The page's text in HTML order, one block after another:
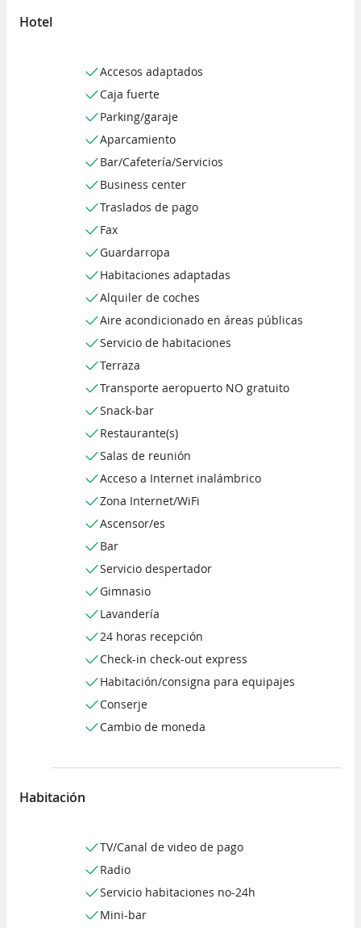
Hotel
Accesos adaptados
Caja fuerte
Parking/garaje
Aparcamiento
Bar/Cafetería/Servicios
Business center
Traslados de pago
Fax
Guardarropa
Habitaciones adaptadas
Alquiler de coches
Aire acondicionado en áreas públicas
Servicio de habitaciones
Terraza
Transporte aeropuerto NO gratuito
Snack-bar
Restaurante(s)
Salas de reunión
Acceso a Internet inalámbrico
Zona Internet/WiFi
Ascensor/es
Bar
Servicio despertador
Gimnasio
Lavandería
24 horas recepción
Check-in check-out express
Habitación/consigna para equipajes
Conserje
Cambio de moneda
Habitación
TV/Canal de video de pago
Radio
Servicio habitaciones no-24h
Mini-bar